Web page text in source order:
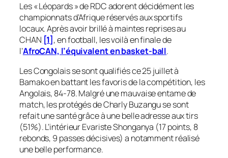
Les « Léopards » de RDC adorent décidément les
championnats d’Afrique réservés aux sportifs
locaux. Après avoir brillé à maintes reprises au
CHAN [1] , en football, les voilà en finale de
l’AfroCAN, l’équivalent en basket-ball.
Les Congolais se sont qualifiés ce 25 juillet à
Bamako en battant les favoris de la compétition, les
Angolais, 84-78. Malgré une mauvaise entame de
match, les protégés de Charly Buzangu se sont
refait une santé grâce à une belle adresse aux tirs
(51%). L’intérieur Evariste Shonganya (17 points, 8
rebonds, 9 passes décisives) a notamment réalisé
une belle performance.